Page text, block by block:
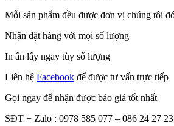
Mỗi sản phẩm đều được đơn vị chúng tôi
Nhận đặt hàng với mọi số lượng
In ấn lấy ngay tùy số lượng
Liên hệ Facebook để được tư vấn trực tiếp
Gọi ngay để nhận được báo giá tốt nhất
SĐT + Zalo : 0978 585 077 – 086 24 27